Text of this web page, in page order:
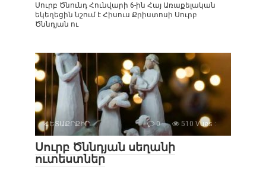
Սուրբ Ծնունդ Հունվարի 6-ին Հայ Առաքելական
եկեղեցին նշում է Հիսուս Քրիստոսի Սուրբ
Ծննդյան ու
ՀԵՏԱՔՐՔԻՐ 0 510 Vues :
Սուրբ Ծննդյան սեղանի
ուտեստներ